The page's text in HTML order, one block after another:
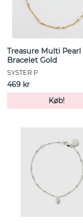
Treasure Multi Pearl
Bracelet Gold
SYSTER P
469 kr
Køb!